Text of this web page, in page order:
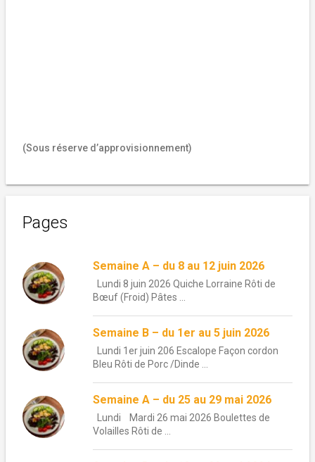
(Sous réserve d’approvisionnement)
Pages
Semaine A – du 8 au 12 juin 2026
Lundi 8 juin 2026 Quiche Lorraine Rôti de
Bœuf (Froid) Pâtes ...
Semaine B – du 1er au 5 juin 2026
Lundi 1er juin 206 Escalope Façon cordon
Bleu Rôti de Porc /Dinde ...
Semaine A – du 25 au 29 mai 2026
Lundi Mardi 26 mai 2026 Boulettes de
Volailles Rôti de ...